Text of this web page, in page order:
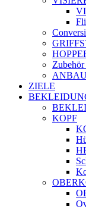
ZIELE
KOPF